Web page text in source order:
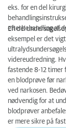
eks. for en del
efterbehandling af
En del
eksempel er det
videreudredning.
fastende 8-12 timer
en blodprøve før
ved narkosen.
nødvendig for at
blodprøver
er mere sikre på